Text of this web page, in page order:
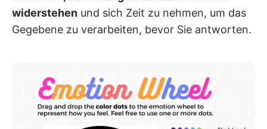
widerstehen und sich Zeit zu nehmen, um das
Gegebene zu verarbeiten, bevor Sie antworten.